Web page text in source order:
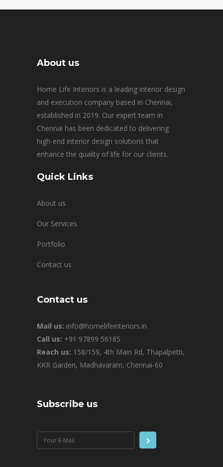
About us
Home Life Interiors is a leading interior design
and execution company based in Chennai,
established in 2019. Our expert team in
Chennai has been dedicated to delivering
high-end interior design solutions that
enhance the quality of life for our clients.
Quick Links
About us
Our Services
Portfolio
Contact us
Contact us
Mail us: info@homelifeinteriors.in
Call us: +91 97899 56185
Reach us: 158/159, 4th Main Rd, Thapalpetti,
KKR Garden, Madhavaram, Chennai-60
Subscribe us